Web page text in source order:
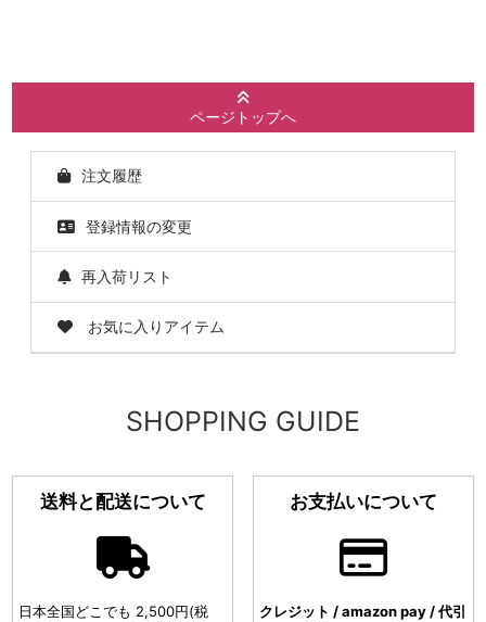
ページトップへ
注文履歴
登録情報の変更
再入荷リスト
お気に入りアイテム
SHOPPING GUIDE
送料と配送について
日本全国どこでも 2,500円(税
お支払いについて
クレジット / amazon pay / 代引